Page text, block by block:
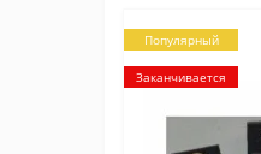
Популярный
Заканчивается